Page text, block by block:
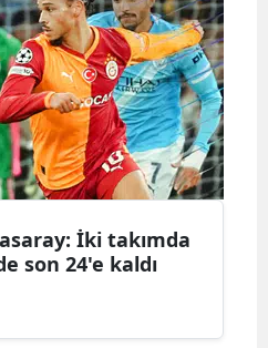
İki takımda
son 24'e kaldı